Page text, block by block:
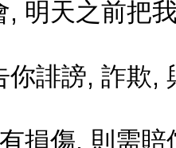
, 明天之前把
你誹謗, 詐欺,
損傷, 則需